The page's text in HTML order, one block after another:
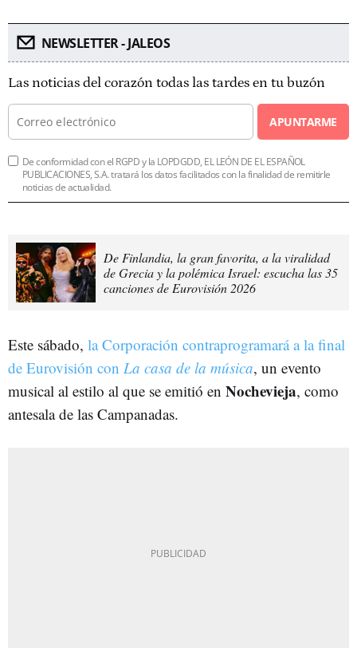
NEWSLETTER - JALEOS
Las noticias del corazón todas las tardes en tu buzón
APUNTARME
De conformidad con el RGPD y la LOPDGDD, EL LEÓN DE EL ESPAÑOL
PUBLICACIONES, S.A. tratará los datos facilitados con la finalidad de remitirle
noticias de actualidad.
De Finlandia, la gran favorita, a la viralidad
de Grecia y la polémica Israel: escucha las 35
canciones de Eurovisión 2026
Este sábado, la Corporación contraprogramará a la final
de Eurovisión con La casa de la música, un evento
musical al estilo al que se emitió en Nochevieja, como
antesala de las Campanadas.